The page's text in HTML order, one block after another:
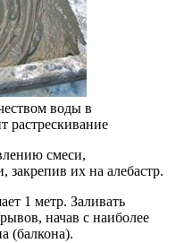
воды в
растрескивание
смеси,
закрепив их на алебастр.
1 метр. Заливать
начав с наиболее
(балкона).